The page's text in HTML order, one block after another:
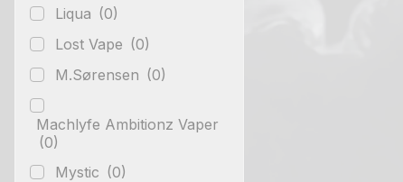
Liqua (0)
Lost Vape (0)
M.Sørensen (0)
Machlyfe Ambitionz Vaper
(0)
Mystic (0)